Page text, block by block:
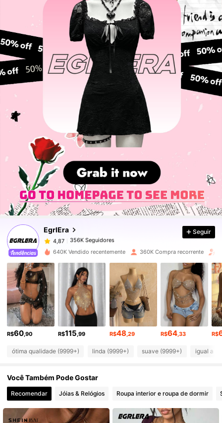
EgrlEra
4,87 356K Seguidores
4,87 356K Seguidores
4,87 356K Seguidores
356K Seguidores
356K Seguidores
4,87 356K Seguidores
4,87 356K Seguidores
Seguir
640K Vendido recentemente 360K Compra recorrente
R$60 ,90 R$115 ,99 R$48 ,29 R$64,33 R$
ótima qualidade (9999+) linda (9999+) suave (9999+) igual a
Você Também Pode Gostar
Recomendar Jóias & Relógios Roupa interior e roupa de dormir